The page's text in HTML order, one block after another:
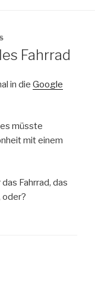
Fahrrad
in die Google
müsste
mit einem
Fahrrad, das
oder?